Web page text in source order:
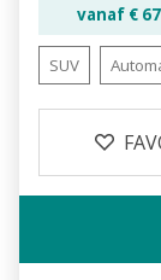
vanaf €
SUV